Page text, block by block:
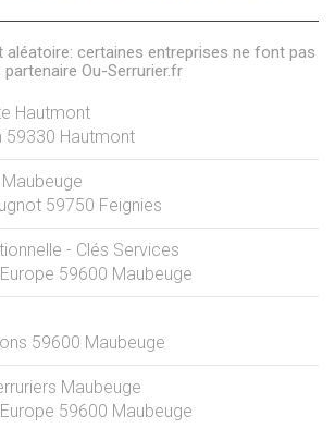
certaines entreprises ne font pas
Ou-Serrurier.fr
Hautmont
59330 Hautmont
59750 Feignies
- Clés Services
59600 Maubeuge
59600 Maubeuge
Maubeuge
59600 Maubeuge